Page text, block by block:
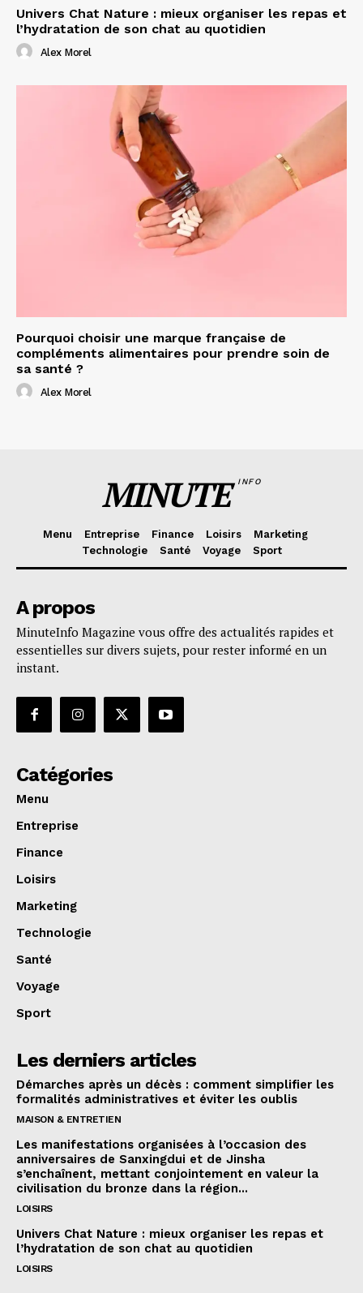
Univers Chat Nature : mieux organiser les repas et
l’hydratation de son chat au quotidien
Alex Morel
Pourquoi choisir une marque française de
compléments alimentaires pour prendre soin de
sa santé ?
Alex Morel
MINUTE INFO
Menu Entreprise Finance Loisirs
Marketing
Technologie
Santé Voyage Sport
A propos
MinuteInfo Magazine vous offre des actualités rapides et
essentielles sur divers sujets, pour rester informé en un
instant.
Catégories
Menu
Entreprise
Finance
Loisirs
Marketing
Technologie
Santé
Voyage
Sport
Les derniers articles
Démarches après un décès : comment simplifier les
formalités administratives et éviter les oublis
MAISON & ENTRETIEN
Les manifestations organisées à l’occasion des
anniversaires de Sanxingdui et de Jinsha
s’enchaînent, mettant conjointement en valeur la
civilisation du bronze dans la région...
LOISIRS
Univers Chat Nature : mieux organiser les repas et
l’hydratation de son chat au quotidien
LOISIRS